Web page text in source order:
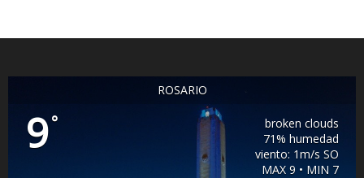
ROSARIO
9°
broken clouds
71% humedad
viento: 1m/s SO
MAX 9 • MIN 7